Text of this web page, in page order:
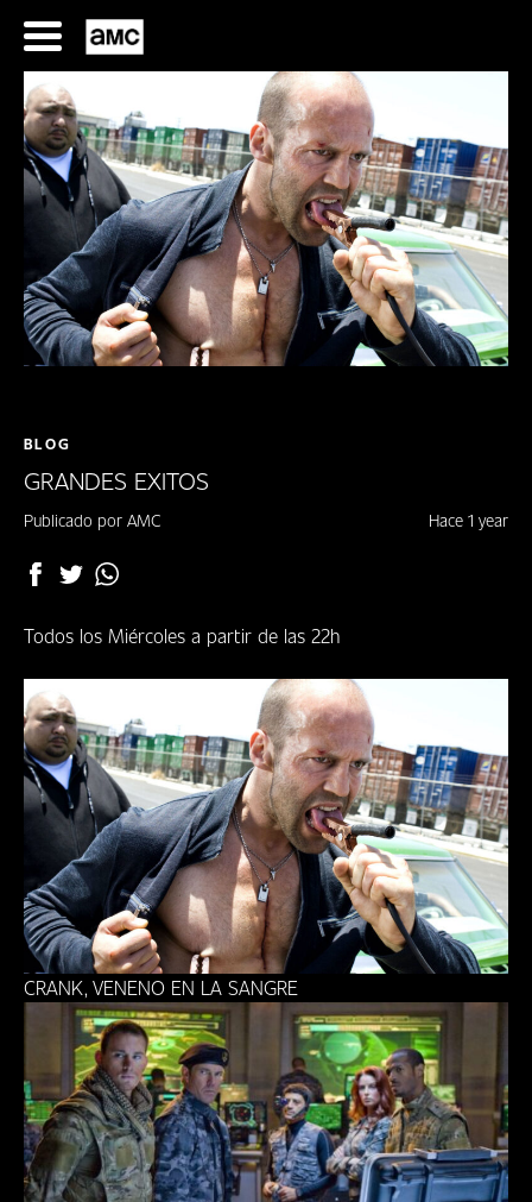
contenido
SERIES
FILMES
SERIES
VERNOS
BLOG
GRANDES EXITOS
Publicado por AMC Hace 1 year
Todos los Miércoles a partir de las 22h
CRANK, VENENO EN LA SANGRE